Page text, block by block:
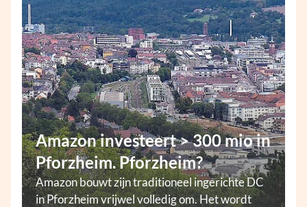
Amazon investeert > 300 mio in
Pforzheim. Pforzheim?
Amazon bouwt zijn traditioneel ingerichte DC
in Pforzheim vrijwel volledig om. Het wordt